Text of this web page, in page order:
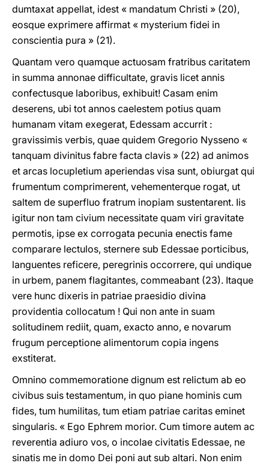
dumtaxat appellat, idest « mandatum Christi » (20),
eosque exprimere affirmat « mysterium fidei in
conscientia pura » (21).
Quantam vero quamque actuosam fratribus caritatem
in summa annonae difficultate, gravis licet annis
confectusque laboribus, exhibuit! Casam enim
deserens, ubi tot annos caelestem potius quam
humanam vitam exegerat, Edessam accurrit :
gravissimis verbis, quae quidem Gregorio Nysseno «
tanquam divinitus fabre facta clavis » (22) ad animos
et arcas locupletium aperiendas visa sunt, obiurgat qui
frumentum comprimerent, vehementerque rogat, ut
saltem de superfluo fratrum inopiam sustentarent. Iis
igitur non tam civium necessitate quam viri gravitate
permotis, ipse ex corrogata pecunia enectis fame
comparare lectulos, sternere sub Edessae porticibus,
languentes reficere, peregrinis occorrere, qui undique
in urbem, panem flagitantes, commeabant (23). Itaque
vere hunc dixeris in patriae praesidio divina
providentia collocatum ! Qui non ante in suam
solitudinem rediit, quam, exacto anno, e novarum
frugum perceptione alimentorum copia ingens
exstiterat.
Omnino commemoratione dignum est relictum ab eo
civibus suis testamentum, in quo piane hominis cum
fides, tum humilitas, tum etiam patriae caritas eminet
singularis. « Ego Ephrem morior. Cum timore autem ac
reverentia adiuro vos, o incolae civitatis Edessae, ne
sinatis me in domo Dei poni aut sub altari. Non enim